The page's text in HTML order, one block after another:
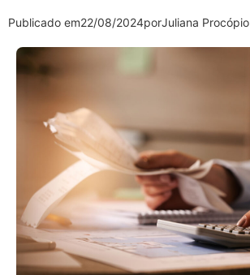
Publicado em22/08/2024porJuliana Procópio